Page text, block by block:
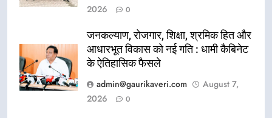
2026
0
जनकल्याण, रोजगार, शिक्षा, श्रमिक हित और
आधारभूत विकास को नई गति : धामी कैबिनेट
के ऐतिहासिक फैसले
admin@gaurikaveri.com
August 7,
2026
0